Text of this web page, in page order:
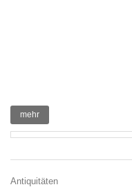
mehr
Antiquitäten